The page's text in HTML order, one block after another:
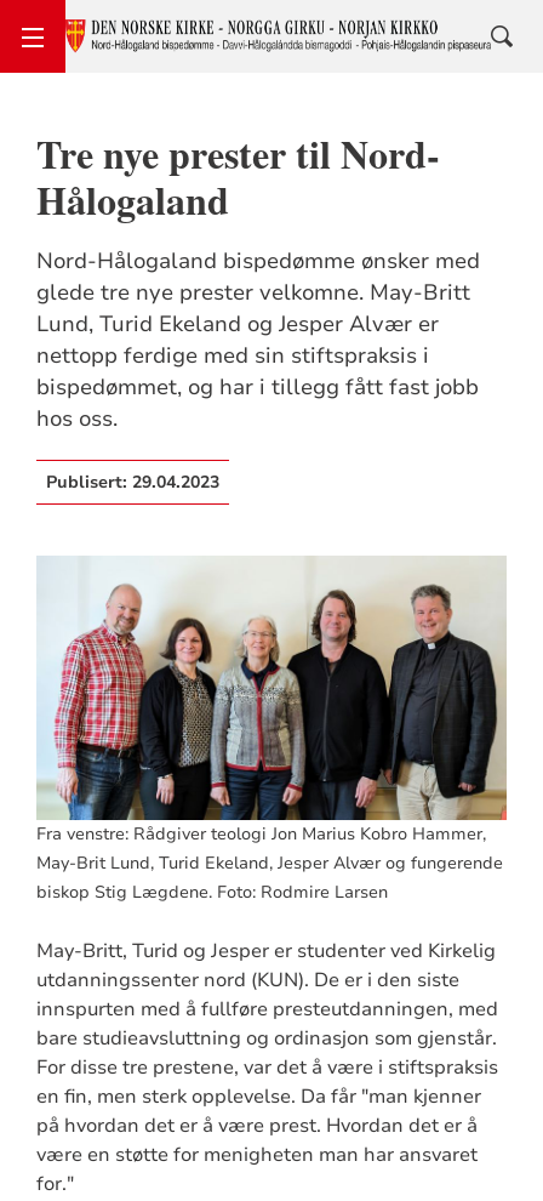
Tre nye prester til Nord-
Hålogaland
Nord-Hålogaland bispedømme ønsker med
glede tre nye prester velkomne. May-Britt
Lund, Turid Ekeland og Jesper Alvær er
nettopp ferdige med sin stiftspraksis i
bispedømmet, og har i tillegg fått fast jobb
hos oss.
Publisert: 29.04.2023
Fra venstre: Rådgiver teologi Jon Marius Kobro Hammer,
May-Brit Lund, Turid Ekeland, Jesper Alvær og fungerende
biskop Stig Lægdene. Foto: Rodmire Larsen
May-Britt, Turid og Jesper er studenter ved Kirkelig
utdanningssenter nord (KUN). De er i den siste
innspurten med å fullføre presteutdanningen, med
bare studieavsluttning og ordinasjon som gjenstår.
For disse tre prestene, var det å være i stiftspraksis
en fin, men sterk opplevelse. Da får "man kjenner
på hvordan det er å være prest. Hvordan det er å
være en støtte for menigheten man har ansvaret
for."